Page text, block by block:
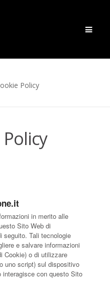
Policy
in merito alle
Sito Web di
seguito. Tali tecnologie
e salvare informazioni
Cookie) o di utilizzare
uno script) sul dispositivo
interagisce con questo Sito